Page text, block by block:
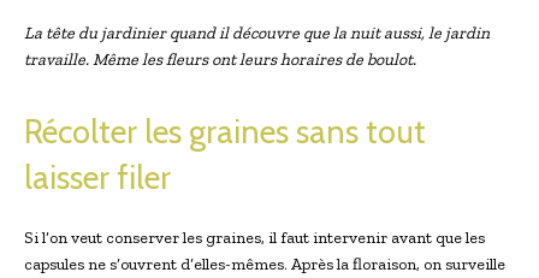
La tête du jardinier quand il découvre que la nuit aussi, le jardin
travaille. Même les fleurs ont leurs horaires de boulot.
Récolter les graines sans tout
laisser filer
Si l’on veut conserver les graines, il faut intervenir avant que les
capsules ne s’ouvrent d’elles-mêmes. Après la floraison, on surveille